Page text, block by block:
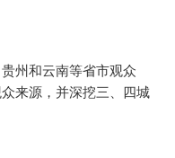
州和云南等省市观众
来源，并深挖三、四城